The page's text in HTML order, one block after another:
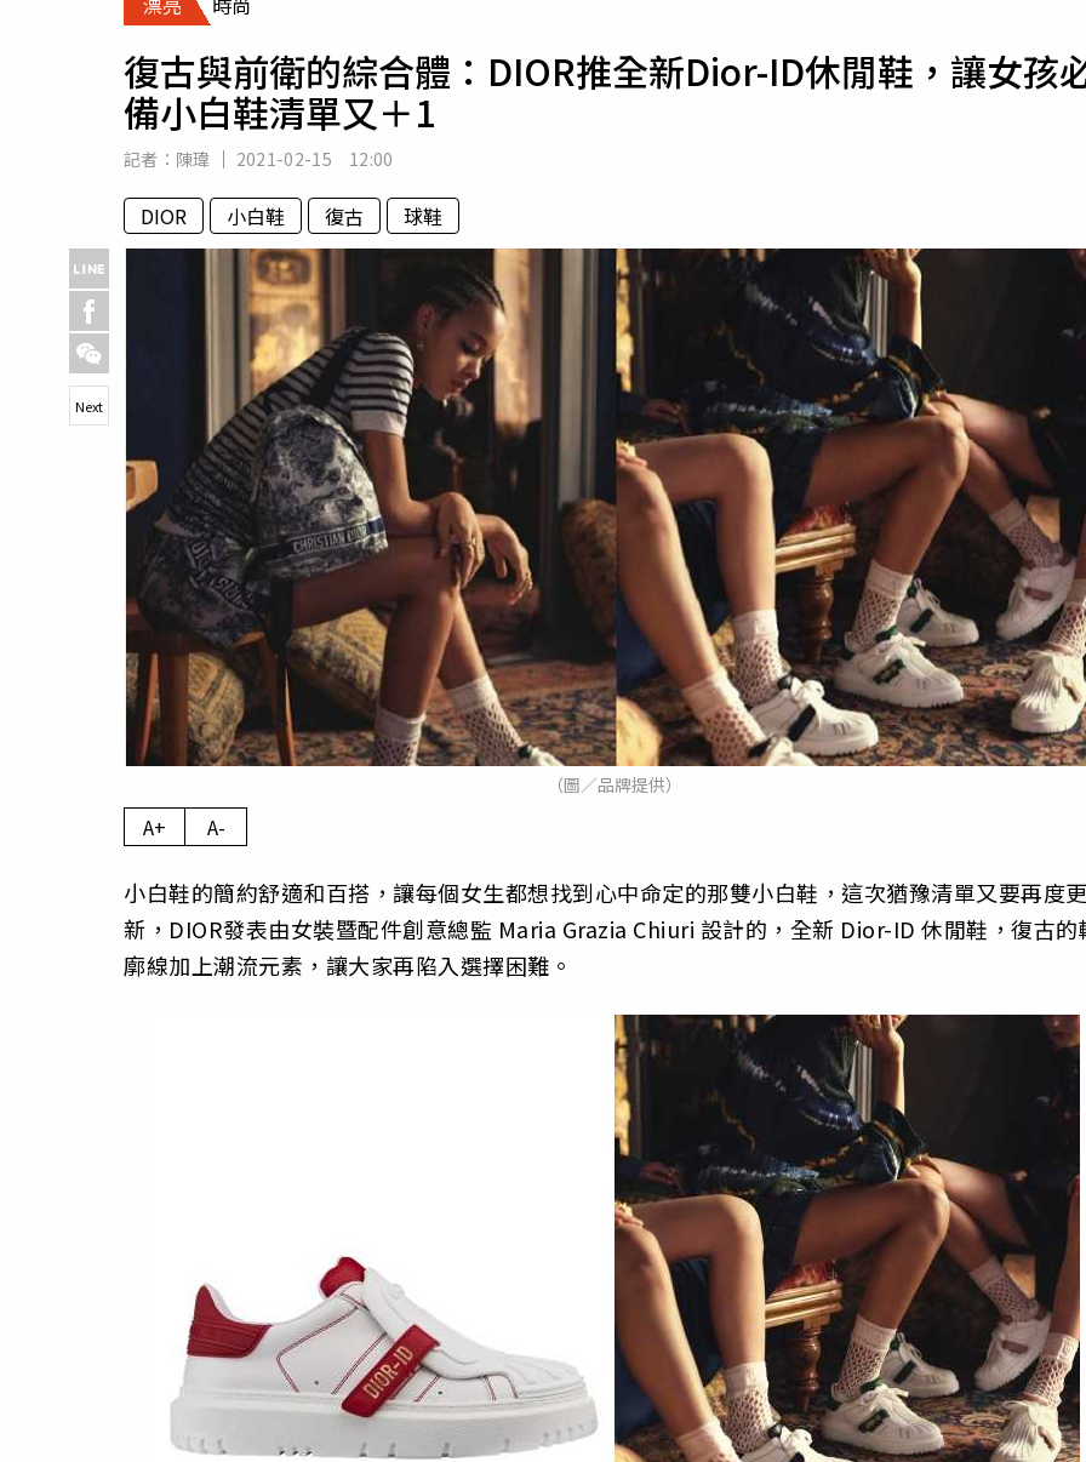
專欄
房產新勢力
運勢
復古與前衛的綜合體：DIOR推全新Dior-ID休閒鞋，讓女孩
備小白鞋清單又＋1
記者： 陳瑋 2021-02-15 12:00
DIOR 小白鞋 復古 球鞋
（圖／品牌提供）
Next
A+ A-
小白鞋的簡約舒適和百搭，讓每個女生都想找到心中命定的那雙小白鞋，這次猶豫清單又要再度
新，DIOR發表由女裝暨配件創意總監 Maria Grazia Chiuri 設計的，全新 Dior-ID 休閒鞋，復古的
廓線加上潮流元素，讓大家再陷入選擇困難。